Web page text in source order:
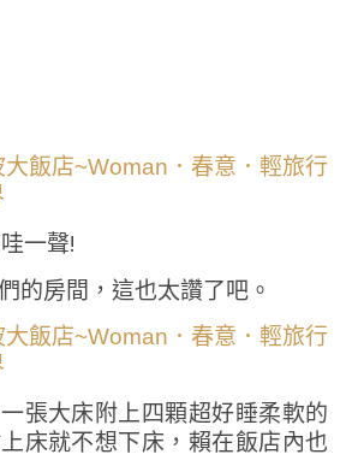
一聲!
的房間，這也太讚了吧。
張大床附上四顆超好睡柔軟的
床就不想下床，賴在飯店內也